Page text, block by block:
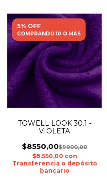
5% OFF
COMPRANDO 10 O MÁS
TOWELL LOOK 30.1 -
VIOLETA
$8550,00$9000,00
$8.550,00 con
Transferencia o depósito
bancario